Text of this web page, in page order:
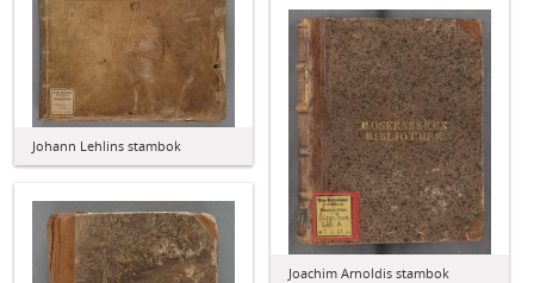
Johann Lehlins stambok
Joachim Arnoldis stambok